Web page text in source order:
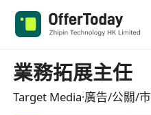
業務拓展主任
Target Media·廣告/公關/